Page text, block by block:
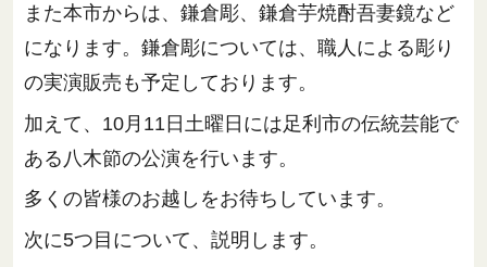
また本市からは、鎌倉彫、鎌倉芋焼酎吾妻鏡など
になります。鎌倉彫については、職人による彫り
の実演販売も予定しております。
加えて、10月11日土曜日には足利市の伝統芸能で
ある八木節の公演を行います。
多くの皆様のお越しをお待ちしています。
次に5つ目について、説明します。